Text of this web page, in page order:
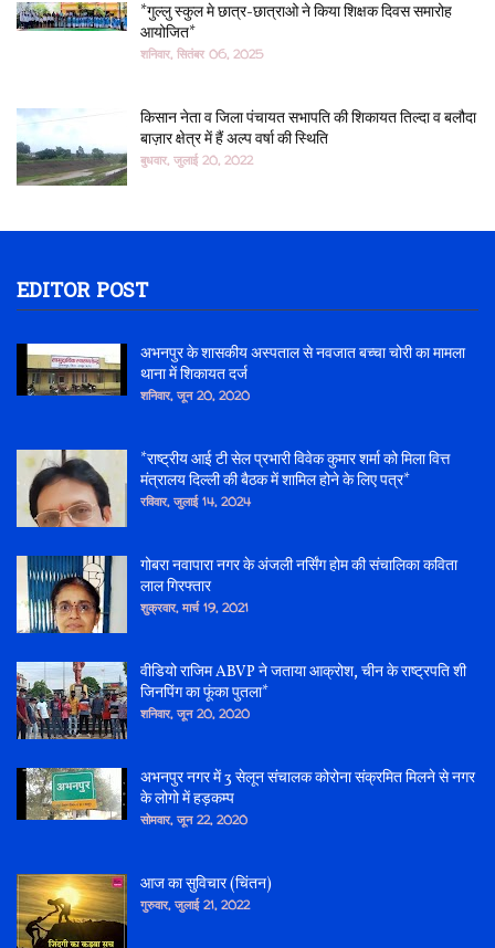
*गुल्लु स्कुल मे छात्र-छात्राओ ने किया शिक्षक दिवस समारोह
आयोजित*
शनिवार, सितंबर 06, 2025
किसान नेता व जिला पंचायत सभापति की शिकायत तिल्दा व बलौदा
बाज़ार क्षेत्र में हैं अल्प वर्षा की स्थिति
बुधवार, जुलाई 20, 2022
EDITOR POST
अभनपुर के शासकीय अस्पताल से नवजात बच्चा चोरी का मामला
थाना में शिकायत दर्ज
शनिवार, जून 20, 2020
*राष्ट्रीय आई टी सेल प्रभारी विवेक कुमार शर्मा को मिला वित्त
मंत्रालय दिल्ली की बैठक में शामिल होने के लिए पत्र*
रविवार, जुलाई 14, 2024
गोबरा नवापारा नगर के अंजली नर्सिंग होम की संचालिका कविता
लाल गिरफ्तार
शुक्रवार, मार्च 19, 2021
वीडियो राजिम ABVP ने जताया आक्रोश, चीन के राष्ट्रपति शी
जिनपिंग का फूंका पुतला*
शनिवार, जून 20, 2020
अभनपुर नगर में 3 सेलून संचालक कोरोना संक्रमित मिलने से नगर
के लोगो में हड़कम्प
सोमवार, जून 22, 2020
आज का सुविचार (चिंतन)
गुरुवार, जुलाई 21, 2022